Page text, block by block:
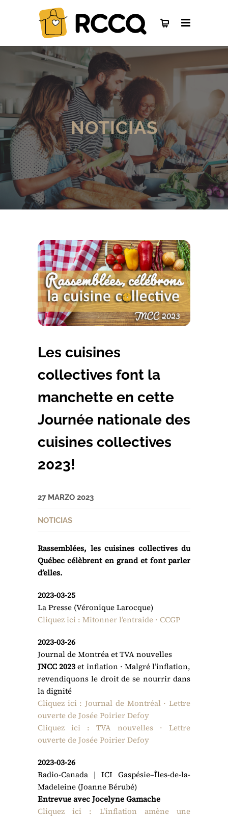
NOTICIAS
Les cuisines
collectives font la
manchette en cette
Journée nationale des
cuisines collectives
2023!
27 MARZO 2023
NOTICIAS
Rassemblées, les cuisines collectives du
Québec célèbrent en grand et font parler
d’elles.
2023-03-25
La Presse (Véronique Larocque)
Cliquez ici : Mitonner l’entraide · CCGP
2023-03-26
Journal de Montréa et TVA nouvelles
JNCC 2023et inflation · Malgré l’inflation,
revendiquons le droit de se nourrir dans
la dignité
Cliquez ici : Journal de Montréal · Lettre
ouverte de Josée Poirier Defoy
Cliquez ici : TVA nouvelles · Lettre
ouverte de Josée Poirier Defoy
2023-03-26
Radio-Canada | ­ICI Gaspésie–Îles-de-la-
Madeleine (Joanne Bérubé)
Entrevue avec Jocelyne Gamache
Cliquez ici : L’inflation amène une